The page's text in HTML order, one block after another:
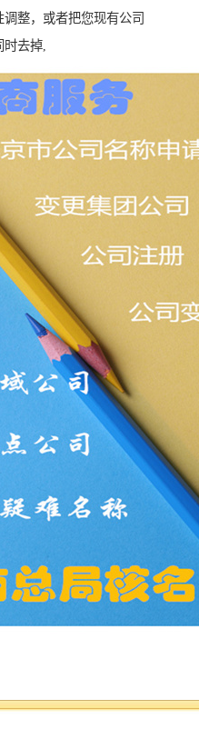
整，或者把您现有公司
时去掉,